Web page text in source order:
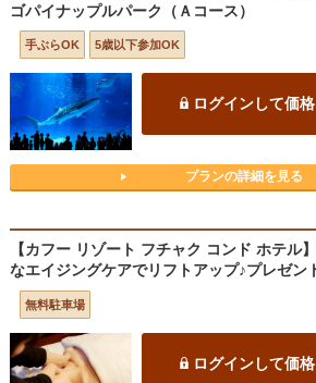
ゴパイナップルパーク（Ａコース）
手ぶらOK 5歳以下参加OK
ログインして価
プランの詳細を見る
【カフー リゾート フチャク コンド ホテル
なエイジングケアでリフトアップ♪プレゼン
無料駐車場
ログインして価